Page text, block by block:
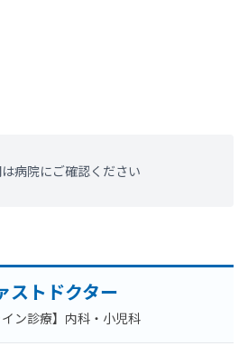
病院にご確認ください
ストドクター
イン診療】内科・小児科